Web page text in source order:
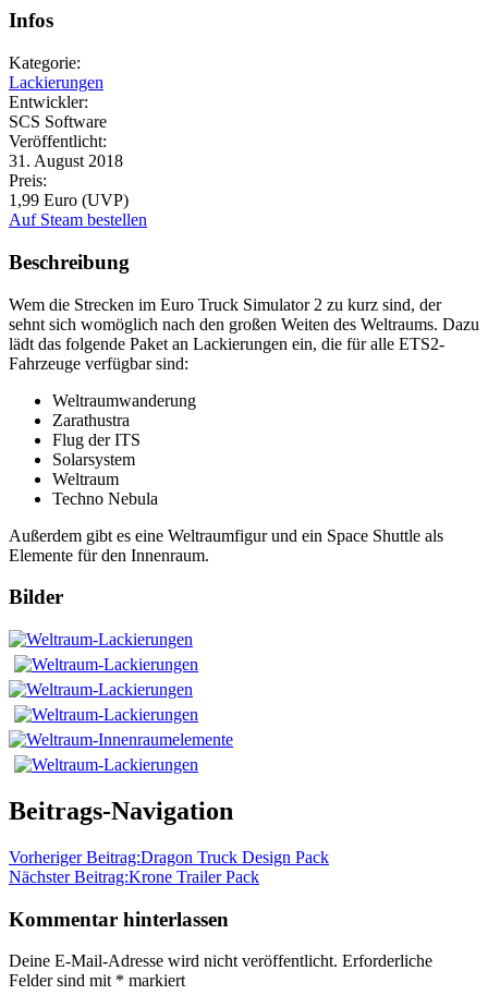
Infos
Kategorie:
Lackierungen
Entwickler:
SCS Software
Veröffentlicht:
31. August 2018
Preis:
1,99 Euro (UVP)
Auf Steam bestellen
Beschreibung
Wem die Strecken im Euro Truck Simulator 2 zu kurz sind, der
sehnt sich womöglich nach den großen Weiten des Weltraums. Dazu
lädt das folgende Paket an Lackierungen ein, die für alle ETS2-
Fahrzeuge verfügbar sind:
Weltraumwanderung
Zarathustra
Flug der ITS
Solarsystem
Weltraum
Techno Nebula
Außerdem gibt es eine Weltraumfigur und ein Space Shuttle als
Elemente für den Innenraum.
Bilder
Beitrags-Navigation
Vorheriger Beitrag:Dragon Truck Design Pack
Nächster Beitrag:Krone Trailer Pack
Kommentar hinterlassen
Deine E-Mail-Adresse wird nicht veröffentlicht. Erforderliche
Felder sind mit * markiert